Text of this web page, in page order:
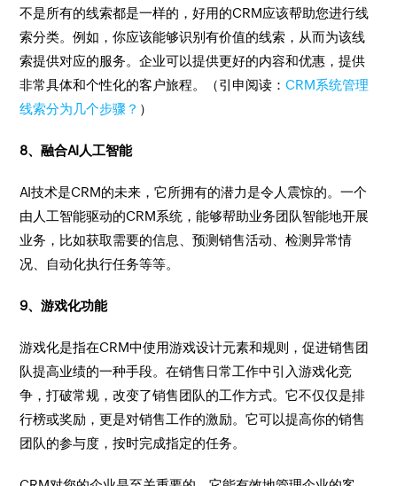
不是所有的线索都是一样的，好用的CRM应该帮助您进行线
索分类。例如，你应该能够识别有价值的线索，从而为该线
索提供对应的服务。企业可以提供更好的内容和优惠，提供
非常具体和个性化的客户旅程。（引申阅读：CRM系统管理
线索分为几个步骤？ ）
8、融合AI人工智能
AI技术是CRM的未来，它所拥有的潜力是令人震惊的。一个
由人工智能驱动的CRM系统，能够帮助业务团队智能地开展
业务，比如获取需要的信息、预测销售活动、检测异常情
况、自动化执行任务等等。
9、游戏化功能
游戏化是指在CRM中使用游戏设计元素和规则，促进销售团
队提高业绩的一种手段。在销售日常工作中引入游戏化竞
争，打破常规，改变了销售团队的工作方式。它不仅仅是排
行榜或奖励，更是对销售工作的激励。它可以提高你的销售
团队的参与度，按时完成指定的任务。